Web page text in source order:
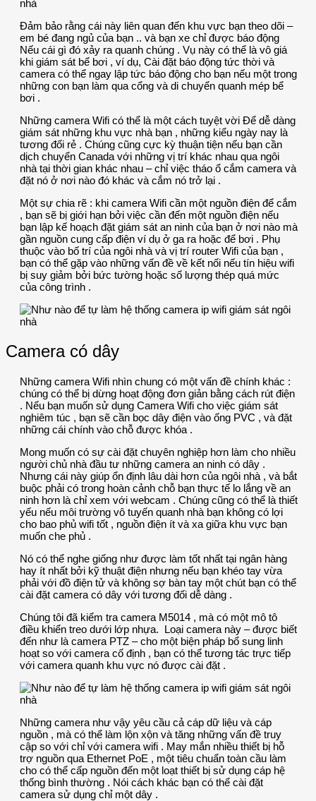
Đảm bảo rằng cái này liên quan đến khu vực bạn theo dõi –
em bé đang ngủ của bạn .. và bạn xe chỉ được báo động
Nếu cái gì đó xảy ra quanh chúng . Vụ này có thể là vô giá
khi giám sát bể bơi , ví dụ, Cài đặt báo động tức thời và
camera có thể ngay lập tức báo động cho bạn nếu một trong
những con bạn làm qua cổng và di chuyển quanh mép bể
bơi .
Những camera Wifi có thể là một cách tuyệt vời Để dễ dàng
giám sát những khu vực nhà bạn , những kiểu ngày nay là
tương đối rẻ . Chúng cũng cực kỳ thuận tiện nếu bạn cần
dịch chuyển Canada với những vị trí khác nhau qua ngôi
nhà tại thời gian khác nhau – chỉ việc tháo ổ cắm camera và
đặt nó ở nơi nào đó khác và cắm nó trở lại .
Một sự chia rẽ : khi camera Wifi cần một nguồn điện để cắm
, bạn sẽ bị giới hạn bởi việc cần đến một nguồn điện nếu
bạn lập kế hoạch đặt giám sát an ninh của bạn ở nơi nào mà
gần nguồn cung cấp điện ví dụ ở ga ra hoặc để bơi . Phụ
thuộc vào bố trí của ngôi nhà và vị trí router Wifi của bạn ,
bạn có thể gặp vào những vấn đề về kết nối nếu tín hiệu wifi
bị suy giảm bởi bức tường hoặc số lượng thép quá mức
của công trình .
Camera có dây
Những camera Wifi nhìn chung có một vấn đề chính khác :
chúng có thể bị dừng hoạt động đơn giản bằng cách rút điện
. Nếu bạn muốn sử dụng Camera Wifi cho việc giám sát
nghiêm túc , bạn sẽ cần bọc dây điện vào ống PVC , và đặt
những cái chính vào chỗ được khóa .
Mong muốn có sự cài đặt chuyên nghiệp hơn làm cho nhiều
người chủ nhà đầu tư những camera an ninh có dây .
Nhưng cái này giúp ổn định lâu dài hơn của ngôi nhà , và bắt
buộc phải có trong hoàn cảnh chỗ bạn thực tế lo lắng về an
ninh hơn là chỉ xem với webcam . Chúng cũng có thể là thiết
yếu nếu môi trường vô tuyến quanh nhà bạn không có lợi
cho bao phủ wifi tốt , nguồn điện ít và xa giữa khu vực bạn
muốn che phủ .
Nó có thể nghe giống như được làm tốt nhất tại ngân hàng
hay ít nhất bởi kỹ thuật điện nhưng nếu bạn khéo tay vừa
phải với đồ điện tử và không sợ bàn tay một chút bạn có thể
cài đặt camera có dây với tương đối dễ dàng .
Chúng tôi đã kiểm tra camera M5014 , mà có một mô tô
điều khiển treo dưới lớp nhựa. Loại camera này – được biết
đến như là camera PTZ – cho một biện pháp bổ sung linh
hoạt so với camera cố định , bạn có thể tương tác trực tiếp
với camera quanh khu vực nó được cài đặt .
Những camera như vậy yêu cầu cả cáp dữ liệu và cáp
nguồn , mà có thể làm lộn xộn và tăng những vấn đề truy
cập so với chỉ với camera wifi . May mắn nhiều thiết bị hỗ
trợ nguồn qua Ethernet PoE , một tiêu chuẩn toàn cầu làm
cho có thể cấp nguồn đến một loạt thiết bị sử dụng cáp hệ
thống bình thường . Nói cách khác bạn có thể cài đặt
camera sử dụng chỉ một dây .